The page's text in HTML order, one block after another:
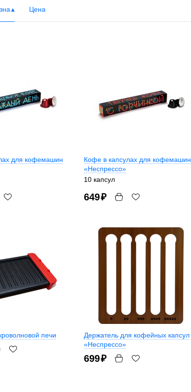
Цена
для кофемашин
Кофе в капсулах для кофемашин
«Неспрессо»
10 капсул
649₽
печи
Держатель для кофейных капсул
«Неспрессо»
699₽